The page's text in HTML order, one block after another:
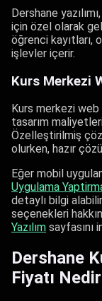
Dershane
için özel olarak
öğrenci kayıtları,
işlevler içerir.
Kurs Merkezi
Kurs merkezi
tasarım
Özelleştirilmiş
olurken, hazır
Eğer mobil
Uygulama
detaylı bilgi
seçenekleri
Yazılım​ sayfasını
Dershane
Fiyatı